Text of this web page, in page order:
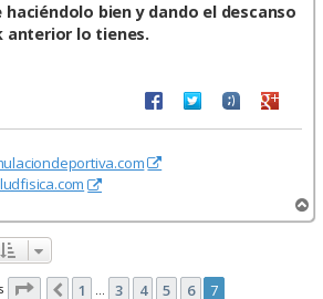
haciéndolo bien y dando el descanso
anterior lo tienes.
r
Página de7
Anterior
1 … 3 4 5 6 7